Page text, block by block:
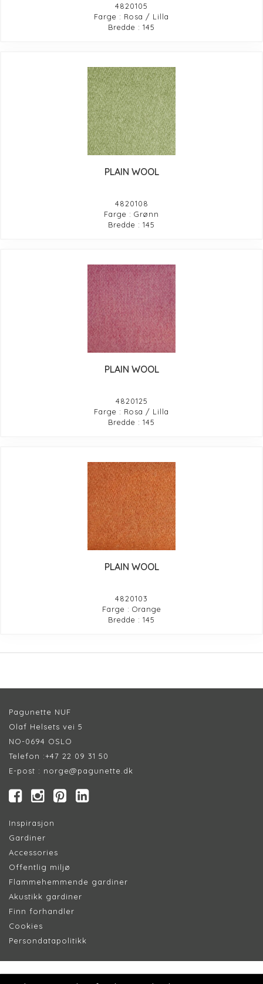
4820105
Farge : Rosa / Lilla
Bredde : 145
PLAIN WOOL
4820108
Farge : Grønn
Bredde : 145
PLAIN WOOL
4820125
Farge : Rosa / Lilla
Bredde : 145
PLAIN WOOL
4820103
Farge : Orange
Bredde : 145
Pagunette NUF
Olaf Helsets vei 5
NO-0694 OSLO
Telefon :+47 22 09 31 50
E-post : norge@pagunette.dk
Inspirasjon
Gardiner
Accessories
Offentlig miljø
Flammehemmende gardiner
Akustikk gardiner
Finn forhandler
Cookies
Persondatapolitikk